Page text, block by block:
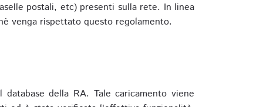
postali, etc) presenti sulla rete. In linea
venga rispettato questo regolamento.
della RA. Tale caricamento viene